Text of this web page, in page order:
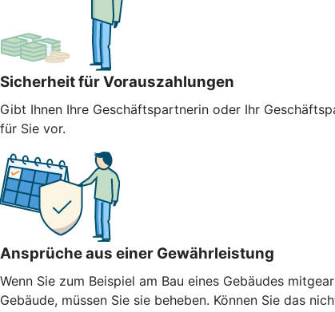
Sicherheit für Vorauszahlungen
Gibt Ihnen Ihre Geschäftspartnerin oder Ihr
für Sie vor.
Ansprüche aus einer Gewährleistung
Wenn Sie zum Beispiel am Bau eines Gebäudes
Gebäude, müssen Sie sie beheben. Können Sie das